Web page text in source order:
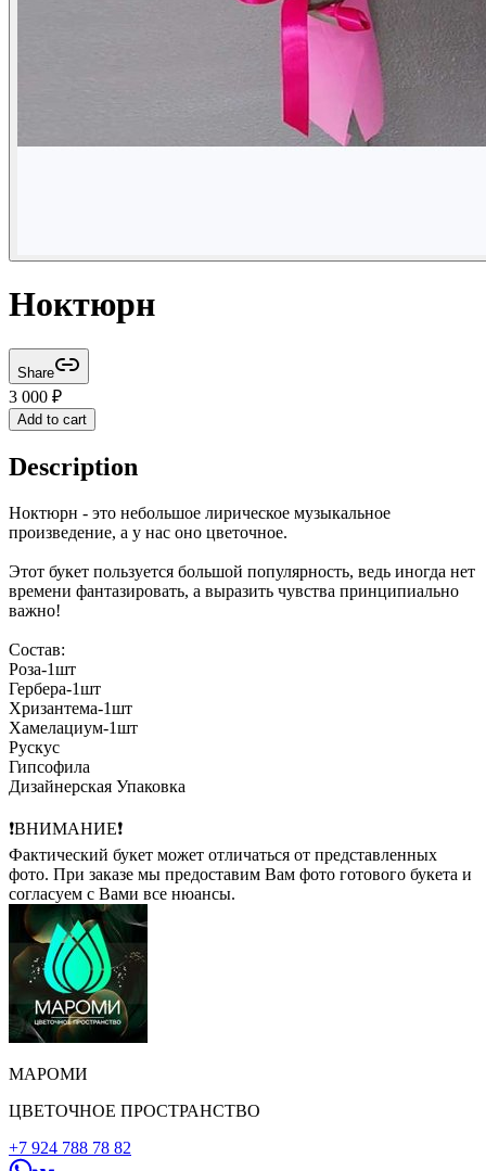
Ноктюрн
Share
3 000 ₽
Add to cart
Description
Ноктюрн - это небольшое лирическое музыкальное
произведение, а у нас оно цветочное.
Этот букет пользуется большой популярность, ведь иногда нет
времени фантазировать, а выразить чувства принципиально
важно!
Состав:
Роза-1шт
Гербера-1шт
Хризантема-1шт
Хамелациум-1шт
Рускус
Гипсофила
Дизайнерская Упаковка
❗ВНИМАНИЕ❗
Фактический букет может отличаться от представленных
фото. При заказе мы предоставим Вам фото готового букета и
согласуем с Вами все нюансы.
МАРОМИ
ЦВЕТОЧНОЕ ПРОСТРАНСТВО
+7 924 788 78 82